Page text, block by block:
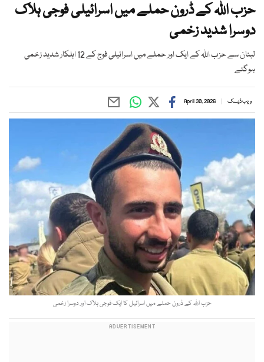
حزب اللہ کے ڈرون حملے میں اسرائیلی فوجی ہلاک
دوسرا شدید زخمی
لبنان سے حزب اللہ کے ایک اور حملے میں اسرائیلی فوج کے 12 اہلکار شدید زخمی
ہوگئے
ویب ڈیسک April 30, 2026
حزب اللہ کے ڈرون حملے میں اسرائیل کا ایک فوجی ہلاک اور دوسرا زخمی